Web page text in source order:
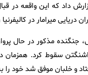
داد که این واقعه در
دریایی میرامار در
جنگنده مذکور در حال
سقوط کرد. همزمان
و خلبان موفق شد خود را